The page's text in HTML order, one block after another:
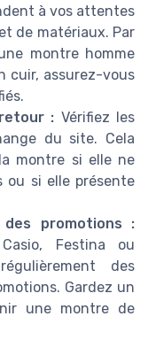
à vos attentes
de matériaux. Par
montre homme
cuir, assurez-vous
: Vérifiez les
du site. Cela
montre si elle ne
ou si elle présente
promotions :
Festina ou
des
Gardez un
une montre de